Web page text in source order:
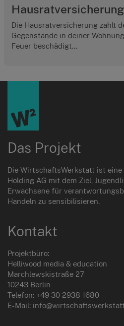
Hausratversicherung
Die Hausratversicherung zahlt
Gegenstände in deiner
Feuer beschädigt...
Das Projekt
Die WirtschaftsWerkstatt ist eine
Holding AG mit dem Ziel,
Erwachsene für
Handeln zu sensibilisieren.
Kontakt
Projektbüro:
Helliwood media & education
Marchlewskistraße 27
10243 Berlin
Telefon: +49 30 2938 1680
E-Mail: